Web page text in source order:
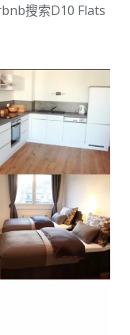
搜索D10 Flats